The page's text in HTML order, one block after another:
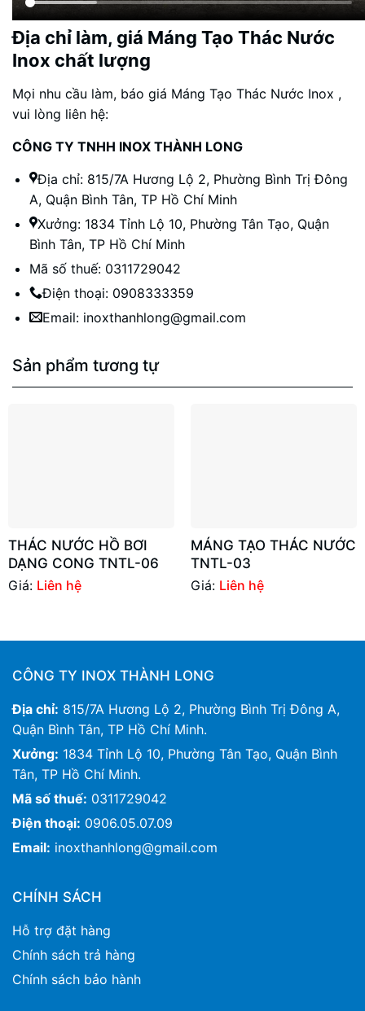
Địa chỉ làm, giá Máng Tạo Thác Nước
Inox chất lượng
Mọi nhu cầu làm, báo giá Máng Tạo Thác Nước Inox ,
vui lòng liên hệ:
CÔNG TY TNHH INOX THÀNH LONG
Địa chỉ: 815/7A Hương Lộ 2, Phường Bình Trị Đông
A, Quận Bình Tân, TP Hồ Chí Minh
Xưởng: 1834 Tỉnh Lộ 10, Phường Tân Tạo, Quận
Bình Tân, TP Hồ Chí Minh
Mã số thuế: 0311729042
Điện thoại: 0908333359
Email: inoxthanhlong@gmail.com
Sản phẩm tương tự
THÁC NƯỚC HỒ BƠI
DẠNG CONG TNTL-06
Giá: Liên hệ
MÁNG TẠO THÁC NƯỚC
TNTL-03
Giá: Liên hệ
CÔNG TY INOX THÀNH LONG
Địa chỉ: 815/7A Hương Lộ 2, Phường Bình Trị Đông A,
Quận Bình Tân, TP Hồ Chí Minh.
Xưởng: 1834 Tỉnh Lộ 10, Phường Tân Tạo, Quận Bình
Tân, TP Hồ Chí Minh.
Mã số thuế: 0311729042
Điện thoại: 0906.05.07.09
Email: inoxthanhlong@gmail.com
CHÍNH SÁCH
Hỗ trợ đặt hàng
Chính sách trả hàng
Chính sách bảo hành